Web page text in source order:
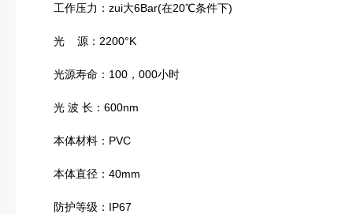
工作压力：zui大6Bar(在20℃条件下)
光 源：2200°K
光源寿命：100，000小时
光 波 长：600nm
本体材料：PVC
本体直径：40mm
防护等级：IP67